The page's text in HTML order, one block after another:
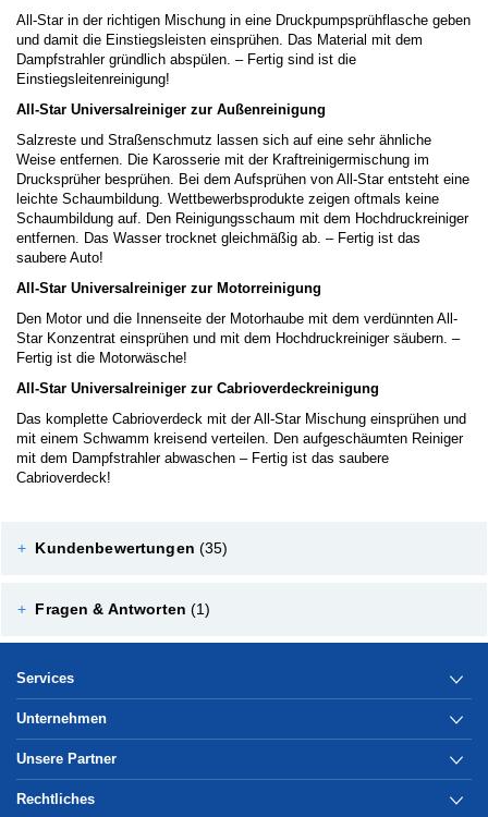
All-Star in der richtigen Mischung in eine Druckpumpsprühflasche geben
und damit die Einstiegsleisten einsprühen. Das Material mit dem
Dampfstrahler gründlich abspülen. – Fertig sind ist die
Einstiegsleitenreinigung!
All-Star Universalreiniger zur Außenreinigung
Salzreste und Straßenschmutz lassen sich auf eine sehr ähnliche
Weise entfernen. Die Karosserie mit der Kraftreinigermischung im
Drucksprüher besprühen. Bei dem Aufsprühen von All-Star entsteht eine
leichte Schaumbildung. Wettbewerbsprodukte zeigen oftmals keine
Schaumbildung auf. Den Reinigungsschaum mit dem Hochdruckreiniger
entfernen. Das Wasser trocknet gleichmäßig ab. – Fertig ist das
saubere Auto!
All-Star Universalreiniger zur Motorreinigung
Den Motor und die Innenseite der Motorhaube mit dem verdünnten All-
Star Konzentrat einsprühen und mit dem Hochdruckreiniger säubern. –
Fertig ist die Motorwäsche!
All-Star Universalreiniger zur Cabrioverdeckreinigung
Das komplette Cabrioverdeck mit der All-Star Mischung einsprühen und
mit einem Schwamm kreisend verteilen. Den aufgeschäumten Reiniger
mit dem Dampfstrahler abwaschen – Fertig ist das saubere
Cabrioverdeck!
+ Kundenbewertungen (35)
+ Fragen & Antworten (1)
Services
Unternehmen
Unsere Partner
Rechtliches